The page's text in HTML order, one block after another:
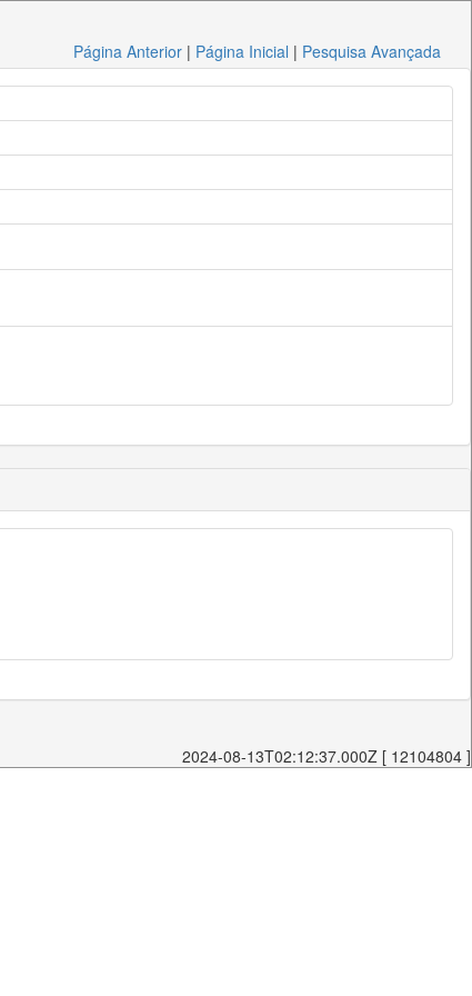
Página Anterior | Página Inicial | Pesquisa Avançada
2024-08-13T02:12:37.000Z [ 12104804 ]